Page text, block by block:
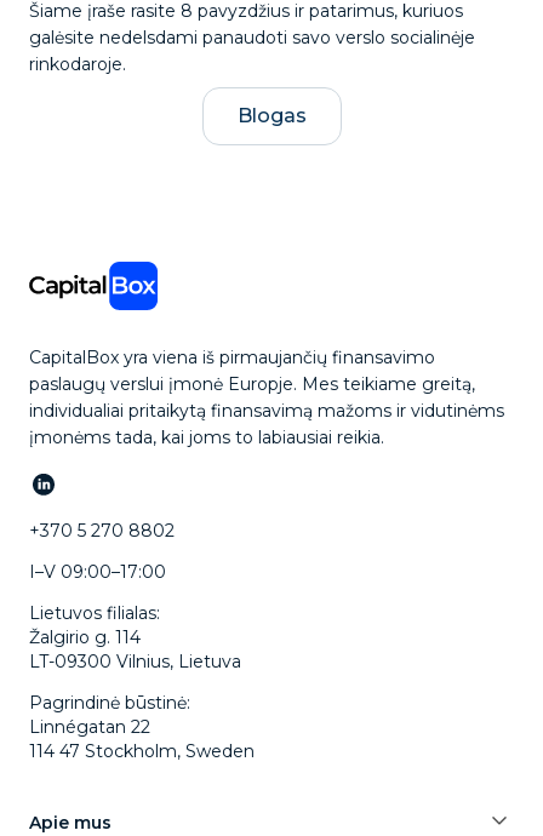
Šiame įraše rasite 8 pavyzdžius ir patarimus, kuriuos
galėsite nedelsdami panaudoti savo verslo socialinėje
rinkodaroje.
Blogas
CapitalBox yra viena iš pirmaujančių finansavimo
paslaugų verslui įmonė Europje. Mes teikiame greitą,
individualiai pritaikytą finansavimą mažoms ir vidutinėms
įmonėms tada, kai joms to labiausiai reikia.
+370 5 270 8802
I–V 09:00–17:00
Lietuvos filialas:
Žalgirio g. 114
LT-09300 Vilnius, Lietuva
Pagrindinė būstinė:
Linnégatan 22
114 47 Stockholm, Sweden
Apie mus